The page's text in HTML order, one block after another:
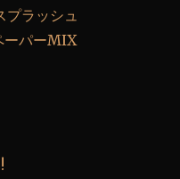
ラッシュ
ーパーMIX